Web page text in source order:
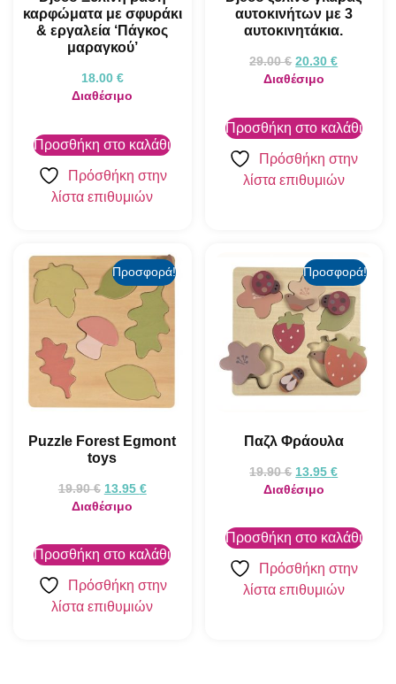
καρφώματα με σφυράκι
& εργαλεία ‘Πάγκος
μαραγκού’
18.00 €
Διαθέσιμο
Προσθήκη στο καλάθι
Πρόσθήκη στην
λίστα επιθυμιών
αυτοκινήτων με 3
αυτοκινητάκια.
29.00€ 20.30€
Διαθέσιμο
Προσθήκη στο καλάθι
Πρόσθήκη στην
λίστα επιθυμιών
Προσφορά!
Puzzle Forest Egmont
toys
19.90€ 13.95 €
Διαθέσιμο
Προσθήκη στο καλάθι
Πρόσθήκη στην
λίστα επιθυμιών
Προσφορά!
Παζλ Φράουλα
19.90€ 13.95€
Διαθέσιμο
Προσθήκη στο καλάθι
Πρόσθήκη στην
λίστα επιθυμιών